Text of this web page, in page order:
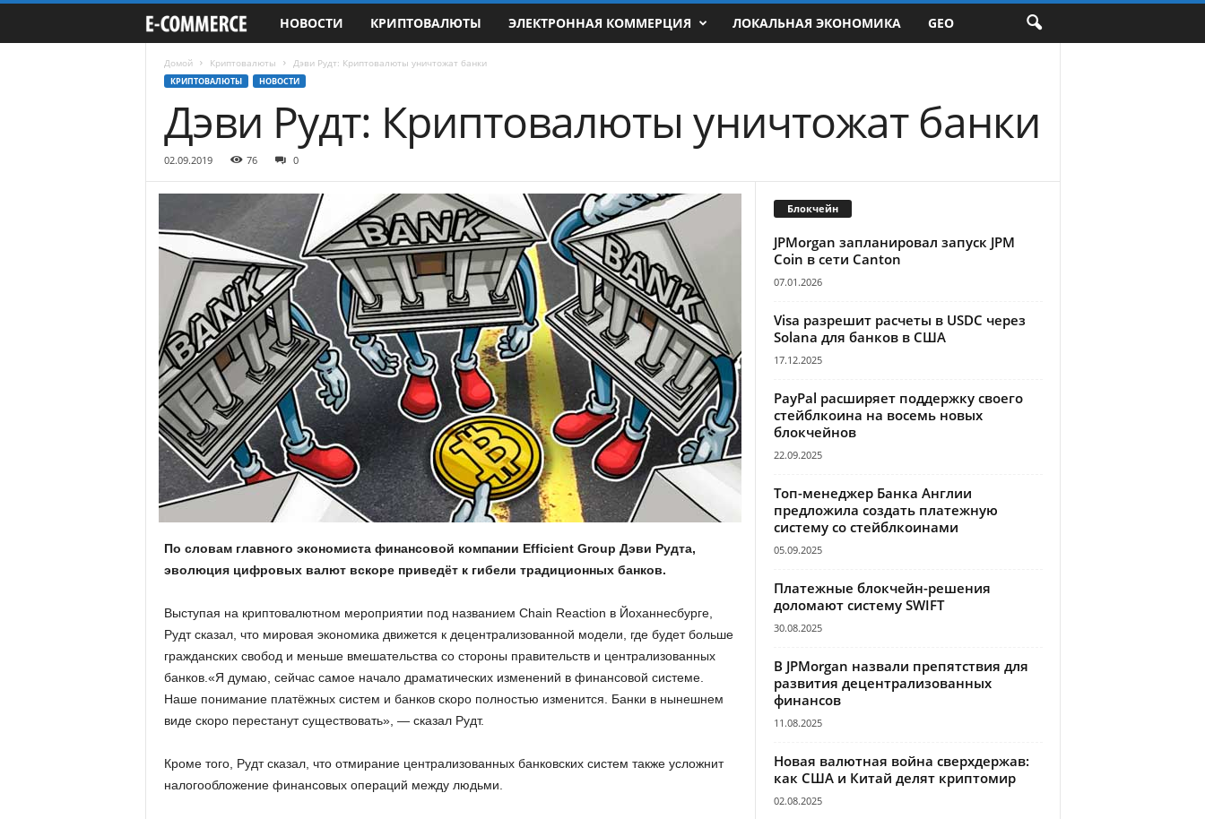
-
m
e
r
c
e
.
.
u
a
НОВОСТИ КРИПТОВАЛЮТЫ ЭЛЕКТРОННАЯ КОММЕРЦИЯ ЛОКАЛЬНАЯ ЭКОНОМИКА GEO
Домой Криптовалюты Дэви Рудт: Криптовалюты уничтожат банки
КРИПТОВАЛЮТЫ НОВОСТИ
Дэви Рудт: Криптовалюты уничтожат банки
02.09.2019 76 0
По словам главного экономиста финансовой компании Efficient Group Дэви Рудта,
эволюция цифровых валют вскоре приведёт к гибели традиционных банков.
Выступая на криптовалютном мероприятии под названием Chain Reaction в Йоханнесбурге,
Рудт сказал, что мировая экономика движется к децентрализованной модели, где будет больше
гражданских свобод и меньше вмешательства со стороны правительств и централизованных
банков.«Я думаю, сейчас самое начало драматических изменений в финансовой системе.
Наше понимание платёжных систем и банков скоро полностью изменится. Банки в нынешнем
виде скоро перестанут существовать», — сказал Рудт.
Кроме того, Рудт сказал, что отмирание централизованных банковских систем также усложнит
налогообложение финансовых операций между людьми.
Блокчейн
JPMorgan запланировал запуск JPM
Coin в сети Canton
07.01.2026
Visa разрешит расчеты в USDC через
Solana для банков в США
17.12.2025
PayPal расширяет поддержку своего
стейблкоина на восемь новых
блокчейнов
22.09.2025
Топ-менеджер Банка Англии
предложила создать платежную
систему со стейблкоинами
05.09.2025
Платежные блокчейн-решения
доломают систему SWIFT
30.08.2025
В JPMorgan назвали препятствия для
развития децентрализованных
финансов
11.08.2025
Новая валютная война сверхдержав:
как США и Китай делят криптомир
02.08.2025